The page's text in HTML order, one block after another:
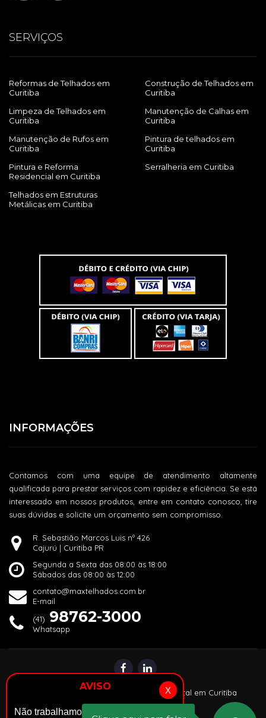
AVISO X
Não trabalhamos com venda de telhas
SERVIÇOS
Reformas de Telhados em
Curitiba
Construção de Telhados em
Curitiba
Limpeza de Telhados em
Curitiba
Manutenção de Calhas em
Curitiba
Manutenção de Rufos em
Curitiba
Pintura de telhados em
Curitiba
Pintura e Reforma
Residencial em Curitiba
Serralheria em Curitiba
Telhados em Estruturas
Metálicas em Curitiba
INFORMAÇÕES
Contamos com uma equipe de atendimento altamente
qualificada para prestar serviços com rapidez e eficiência. Se está
interessado em nossos produtos, entre em contato conosco, tire
suas dúvidas e solicite um orçamento sem compromisso.
R. Sebastião Marcos Luis nº 426
Cajurú | Curitiba PR
Segunda a Sexta das 08:00 às 18:00
Sábados das 08:00 às 12:00
contato@maxtelhados.com.br
E-mail
(41) 98762-3000
Whatsapp
Alper: Agência de Marketing Digital em Curitiba